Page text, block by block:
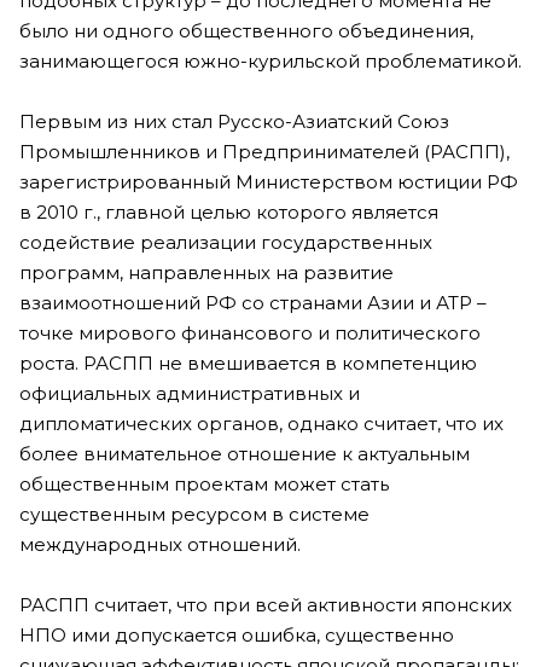
было ни одного общественного объединения,
занимающегося южно-курильской проблематикой.
Первым из них стал Русско-Азиатский Союз
Промышленников и Предпринимателей (РАСПП),
зарегистрированный Министерством юстиции РФ
в 2010 г., главной целью которого является
содействие реализации государственных
программ, направленных на развитие
взаимоотношений РФ со странами Азии и АТР –
точке мирового финансового и политического
роста. РАСПП не вмешивается в компетенцию
официальных административных и
дипломатических органов, однако считает, что их
более внимательное отношение к актуальным
общественным проектам может стать
существенным ресурсом в системе
международных отношений.
РАСПП считает, что при всей активности японских
НПО ими допускается ошибка, существенно